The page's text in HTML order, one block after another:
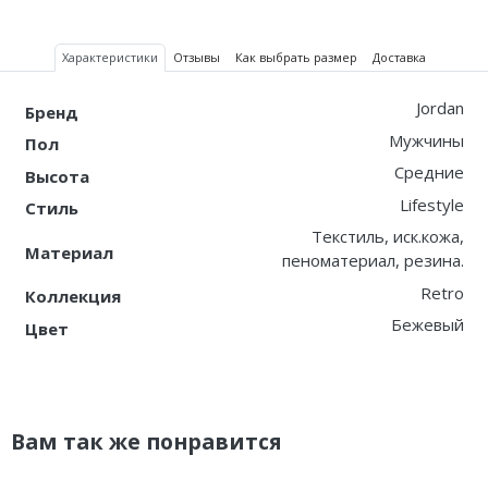
Характеристики Отзывы Как выбрать размер Доставка
Бренд
Jordan
Пол
Мужчины
Высота
Средние
Стиль
Lifestyle
Материал
Текстиль, иск.кожа,
пеноматериал, резина.
Коллекция
Retro
Цвет
Бежевый
Вам так же понравится